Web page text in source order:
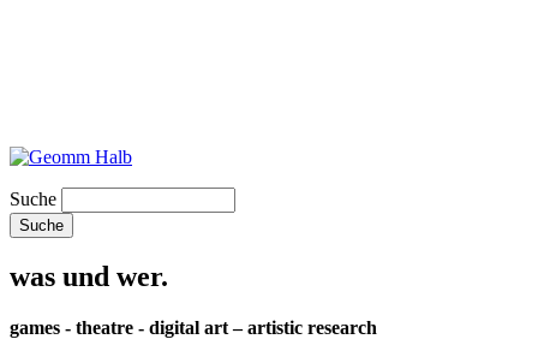
Suche
was und wer.
games - theatre - digital art – artistic research